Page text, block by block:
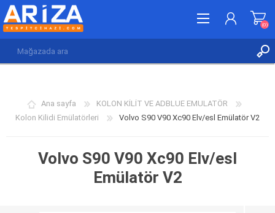
İSTEK LISTESI (0)
(0)
Ana sayfa
KOLON KİLİT VE ADBLUE EMULATÖR
Kolon Kilidi Emülatörleri
Volvo S90 V90 Xc90 Elv/esl Emülatör V2
Volvo S90 V90 Xc90 Elv/esl
Emülatör V2